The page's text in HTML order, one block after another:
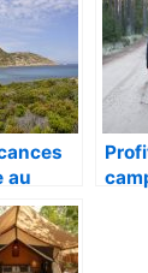
au
Dolce